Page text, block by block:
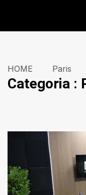
HOME Paris
Categoria :